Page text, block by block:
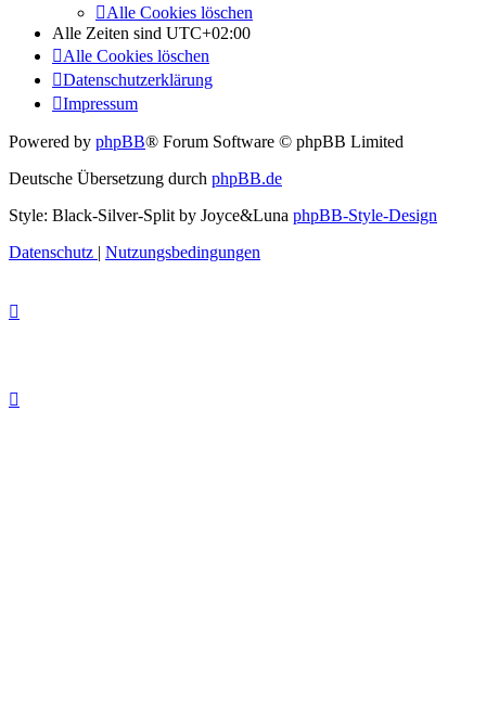
Alle Cookies löschen
Alle Zeiten sind UTC+02:00
Alle Cookies löschen
Datenschutzerklärung
Impressum
Powered by phpBB® Forum Software © phpBB Limited
Deutsche Übersetzung durch phpBB.de
Style: Black-Silver-Split by Joyce&Luna phpBB-Style-Design
Datenschutz | Nutzungsbedingungen